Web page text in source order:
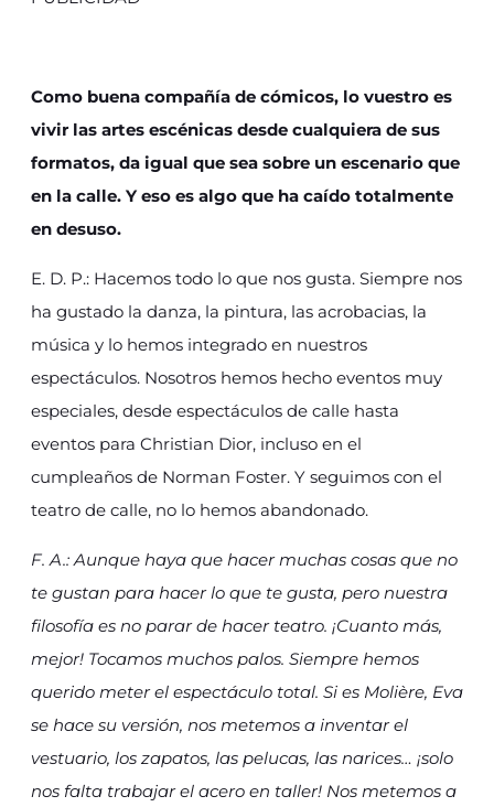
Como buena compañía de cómicos, lo vuestro es
vivir las artes escénicas desde cualquiera de sus
formatos, da igual que sea sobre un escenario que
en la calle. Y eso es algo que ha caído totalmente
en desuso.
E. D. P.: Hacemos todo lo que nos gusta. Siempre nos
ha gustado la danza, la pintura, las acrobacias, la
música y lo hemos integrado en nuestros
espectáculos. Nosotros hemos hecho eventos muy
especiales, desde espectáculos de calle hasta
eventos para Christian Dior, incluso en el
cumpleaños de Norman Foster. Y seguimos con el
teatro de calle, no lo hemos abandonado.
F. A.: Aunque haya que hacer muchas cosas que no
te gustan para hacer lo que te gusta, pero nuestra
filosofía es no parar de hacer teatro. ¡Cuanto más,
mejor! Tocamos muchos palos. Siempre hemos
querido meter el espectáculo total. Si es Molière, Eva
se hace su versión, nos metemos a inventar el
vestuario, los zapatos, las pelucas, las narices… ¡solo
nos falta trabajar el acero en taller! Nos metemos a